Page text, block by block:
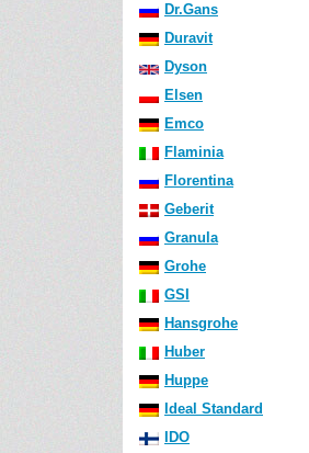
Dr.Gans
Duravit
Dyson
Elsen
Emco
Flaminia
Florentina
Geberit
Granula
Grohe
GSI
Hansgrohe
Huber
Huppe
Ideal Standard
IDO